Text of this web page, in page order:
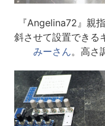
『Angelina72』親
斜させて設置できる
みーさん。高さ